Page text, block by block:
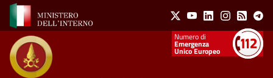
Salta al contenuto principale Social Menu
X YoutubeLinkedinInstagram
Feed
Numeri utili
Emergenza
Unico Europeo